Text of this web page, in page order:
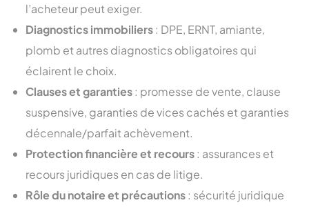
l’acheteur peut exiger.
Diagnostics immobiliers: DPE, ERNT, amiante,
plomb et autres diagnostics obligatoires qui
éclairent le choix.
Clauses et garanties: promesse de vente, clause
suspensive, garanties de vices cachés et garanties
décennale/parfait achèvement.
Protection financière et recours: assurances et
recours juridiques en cas de litige.
Rôle du notaire et précautions: sécurité juridique